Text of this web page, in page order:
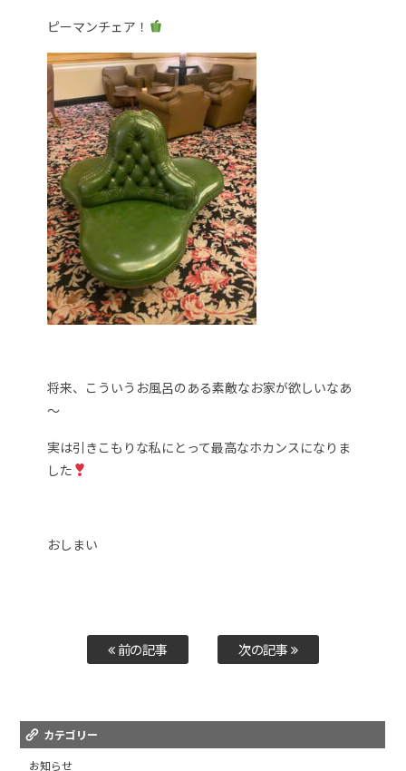
ピーマンチェア！
将来、こういうお風呂のある素敵なお家が欲しいなあ
～
実は引きこもりな私にとって最高なホカンスになりま
した
おしまい
前の記事 次の記事
カテゴリー
お知らせ